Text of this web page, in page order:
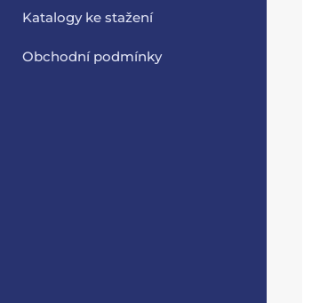
Katalogy ke stažení
Obchodní podmínky